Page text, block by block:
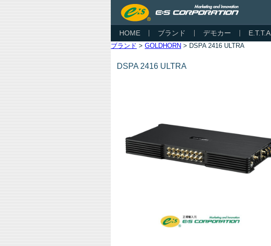
HOME ブランド デモカー E.T.T.A.
ブランド > GOLDHORN > DSPA 2416 ULTRA
DSPA 2416 ULTRA